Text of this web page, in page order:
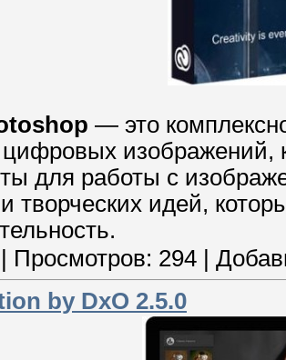
— это
цифровых
для работы с
творческих идей,
| Просмотров: 294 |
by DxO 2.5.0